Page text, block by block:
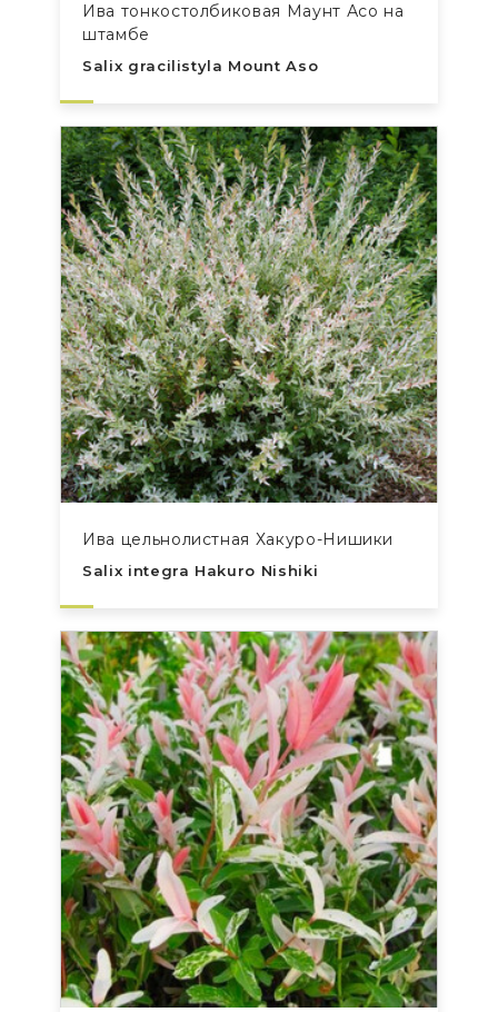
Ива тонкостолбиковая Маунт Асо на
штамбе
Salix gracilistyla Mount Aso
Ива цельнолистная Хакуро-Нишики
Salix integra Hakuro Nishiki